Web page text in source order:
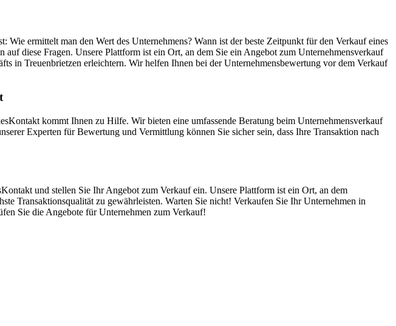
ermittelt man den Wert des Unternehmens? Wann ist der beste Zeitpunkt für den Verkauf eines
diese Fragen. Unsere Plattform ist ein Ort, an dem Sie ein Angebot zum Unternehmensverkauf
in Treuenbrietzen erleichtern. Wir helfen Ihnen bei der Unternehmensbewertung vor dem Verkauf
kommt Ihnen zu Hilfe. Wir bieten eine umfassende Beratung beim Unternehmensverkauf
Experten für Bewertung und Vermittlung können Sie sicher sein, dass Ihre Transaktion nach
und stellen Sie Ihr Angebot zum Verkauf ein. Unsere Plattform ist ein Ort, an dem
Transaktionsqualität zu gewährleisten. Warten Sie nicht! Verkaufen Sie Ihr Unternehmen in
Sie die Angebote für Unternehmen zum Verkauf!